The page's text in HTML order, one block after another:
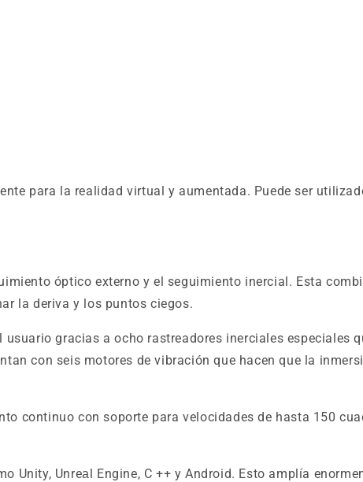
para la realidad virtual y aumentada. Puede ser
óptico externo y el seguimiento inercial. Esta
la deriva y los puntos ciegos.
gracias a ocho rastreadores inerciales especiales
con seis motores de vibración que hacen que la
continuo con soporte para velocidades de hasta 150
Unity, Unreаl Engine, C ++ y Android. Esto amplía